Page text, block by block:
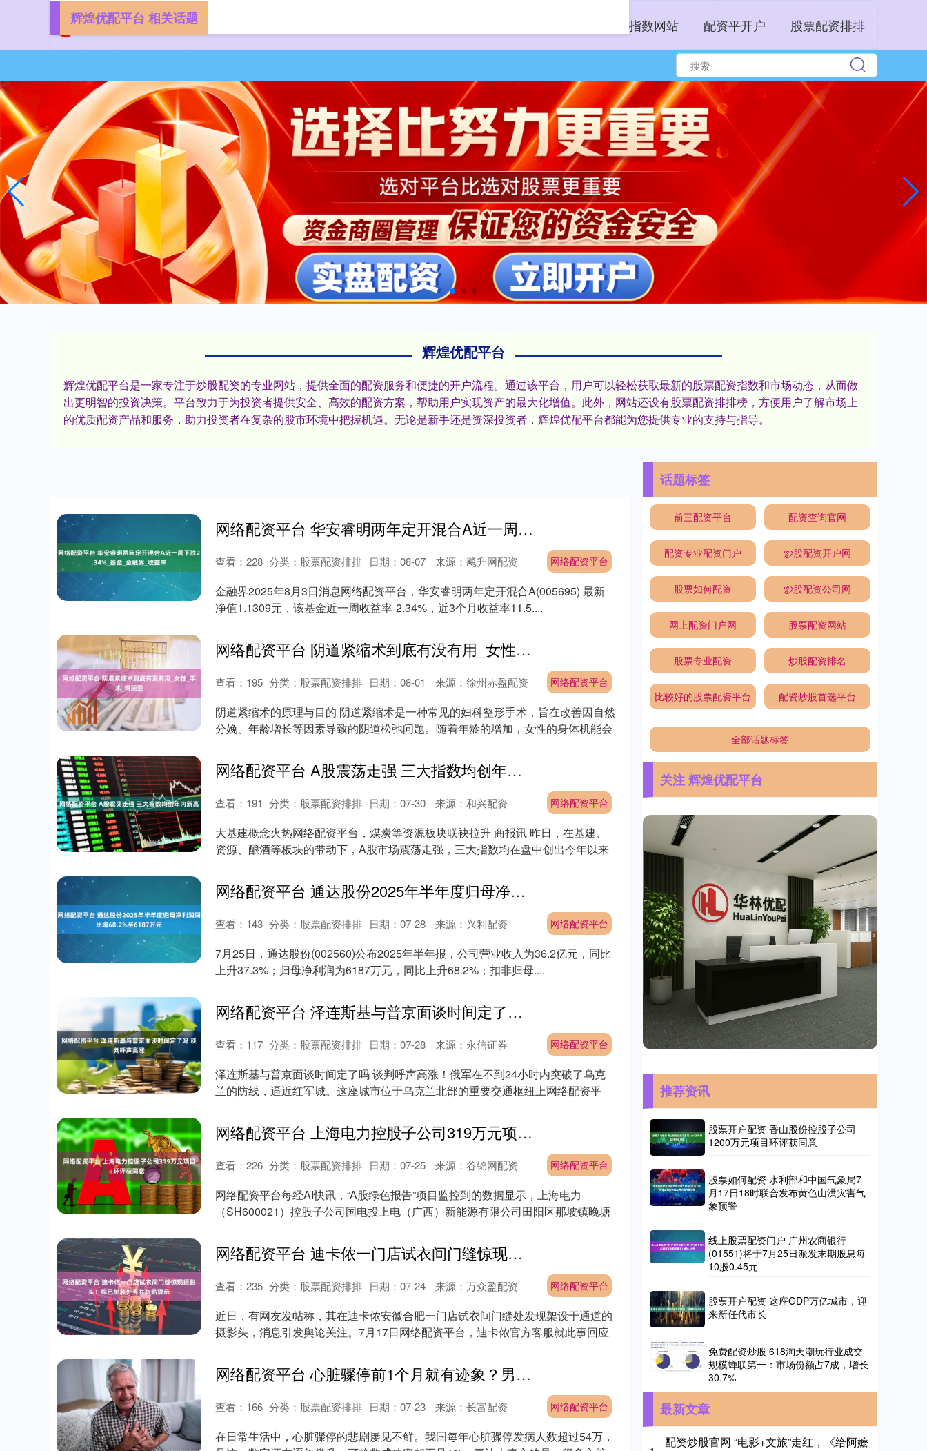
炒股配资指数网站 配资平开户 股票配资排排
辉煌优配平台
辉煌优配平台是一家专注于炒股配资的专业网站，提供全面的配资服务和便捷的开户流程。通过该平台，用户可以轻松获取最新的股票配资指数和市场动态，从而做
出更明智的投资决策。平台致力于为投资者提供安全、高效的配资方案，帮助用户实现资产的最大化增值。此外，网站还设有股票配资排排榜，方便用户了解市场上
的优质配资产品和服务，助力投资者在复杂的股市环境中把握机遇。无论是新手还是资深投资者，辉煌优配平台都能为您提供专业的支持与指导。
辉煌优配平台 相关话题
网络配资平台 华安睿明两年定开混合A近一周下跌2.34%_基金_金融界_收益率
网络配资平台
日期：08-07 来源：飚升网配资
查看： 228 分类： 股票配资排排
金融界2025年8月3日消息网络配资平台，华安睿明两年定开混合A(005695) 最新
净值1.1309元，该基金近一周收益率-2.34%，近3个月收益率11.5....
网络配资平台 阴道紧缩术到底有没有用_女性_手术_玛丽亚
网络配资平台
日期：08-01 来源：徐州赤盈配资
查看： 195 分类： 股票配资排排
阴道紧缩术的原理与目的 阴道紧缩术是一种常见的妇科整形手术，旨在改善因自然
分娩、年龄增长等因素导致的阴道松弛问题。随着年龄的增加，女性的身体机能会
网络配资平台 A股震荡走强 三大指数均创年内新高
网络配资平台
日期：07-30 来源：和兴配资
查看： 191 分类： 股票配资排排
大基建概念火热网络配资平台，煤炭等资源板块联袂拉升 商报讯 昨日，在基建、
资源、酿酒等板块的带动下，A股市场震荡走强，三大指数均在盘中创出今年以来
网络配资平台 通达股份2025年半年度归母净利润同比增68.2%至6187万元
网络配资平台
日期：07-28 来源：兴利配资
查看： 143 分类： 股票配资排排
7月25日，通达股份(002560)公布2025年半年报，公司营业收入为36.2亿元，同比
上升37.3%；归母净利润为6187万元，同比上升68.2%；扣非归母....
网络配资平台 泽连斯基与普京面谈时间定了吗 谈判呼声高涨
网络配资平台
日期：07-28 来源：永信证券
查看： 117 分类： 股票配资排排
泽连斯基与普京面谈时间定了吗 谈判呼声高涨！俄军在不到24小时内突破了乌克
兰的防线，逼近红军城。这座城市位于乌克兰北部的重要交通枢纽上网络配资平
网络配资平台 上海电力控股子公司319万元项目环评获同意
网络配资平台
日期：07-25 来源：谷锦网配资
查看： 226 分类： 股票配资排排
网络配资平台每经AI快讯，“A股绿色报告”项目监控到的数据显示，上海电力
（SH600021）控股子公司国电投上电（广西）新能源有限公司田阳区那坡镇晚塘
网络配资平台 迪卡侬一门店试衣间门缝惊现摄影头！称已加装外壳并张贴提示
网络配资平台
日期：07-24 来源：万众盈配资
查看： 235 分类： 股票配资排排
近日，有网友发帖称，其在迪卡侬安徽合肥一门店试衣间门缝处发现架设于通道的
摄影头，消息引发舆论关注。7月17日网络配资平台，迪卡侬官方客服就此事回应
网络配资平台 心脏骤停前1个月就有迹象？男女症状各不同！黄金4分钟这样保命
网络配资平台
日期：07-23 来源：长富配资
查看： 166 分类： 股票配资排排
在日常生活中，心脏骤停的悲剧屡见不鲜。我国每年心脏骤停发病人数超过54万，
话题标签
前三配资平台 配资查询官网
配资专业配资门户 炒股配资开户网
股票如何配资 炒股配资公司网
网上配资门户网 股票配资网站
股票专业配资 炒股配资排名
比较好的股票配资平台 配资炒股首选平台
全部话题标签
关注 辉煌优配平台
推荐资讯
股票开户配资 香山股份控股子公司
1200万元项目环评获同意
股票如何配资 水利部和中国气象局7
月17日18时联合发布黄色山洪灾害气
象预警
线上股票配资门户 广州农商银行
(01551)将于7月25日派发末期股息每
10股0.45元
股票开户配资 这座GDP万亿城市，迎
来新任代市长
免费配资炒股 618淘天潮玩行业成交
规模蝉联第一：市场份额占7成，增长
30.7%
最新文章
配资炒股官网 “电影+文旅”走红，《给阿嬷